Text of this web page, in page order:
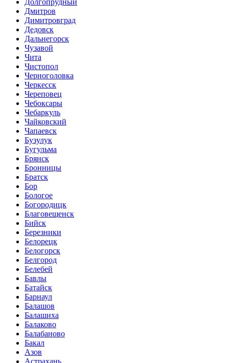
Долгопрудный
Дмитров
Димитровград
Дедовск
Дальнегорск
Чузавой
Чита
Чистопол
Черноголовка
Черкесск
Череповец
Чебоксары
Чебаркуль
Чайковский
Чапаевск
Бузулук
Бугульма
Брянск
Бронницы
Братск
Бор
Бологое
Богородицк
Благовещенск
Бийск
Березники
Белорецк
Белогорск
Белгород
Белебей
Бавлы
Батайск
Барнаул
Балашов
Балашиха
Балаково
Балабаново
Бакал
Азов